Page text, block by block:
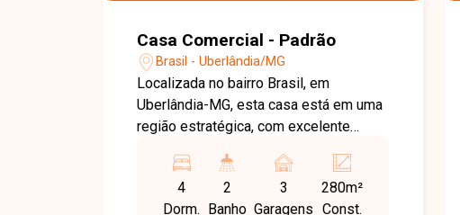
Casa Comercial - Padrão
Brasil - Uberlândia/MG
Localizada no bairro Brasil, em
Uberlândia-MG, esta casa está em uma
região estratégica, com excelente
principais vias da cidade. Próxima a
supermercados, bancos, restaurantes,
4
Dorm.
2
Banho
3
Garagens
280m²
Const.